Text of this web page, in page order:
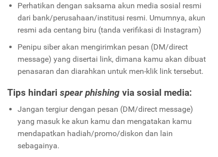
Perhatikan dengan saksama akun media sosial resmi
dari bank/perusahaan/institusi resmi. Umumnya, akun
resmi ada centang biru (tanda verifikasi di Instagram)
Penipu siber akan mengirimkan pesan (DM/direct
message) yang disertai link, dimana kamu akan dibuat
penasaran dan diarahkan untuk men-klik link tersebut.
Tips hindari spear phishing via sosial media:
Jangan tergiur dengan pesan (DM/direct message)
yang masuk ke akun kamu dan mengatakan kamu
mendapatkan hadiah/promo/diskon dan lain
sebagainya.